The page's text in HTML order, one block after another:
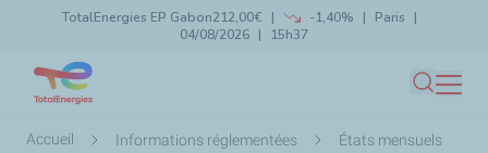
Aller
TotalEnergies EP Gabon212,00€ -1,40%
Paris
04/08/2026
15h37
Lancer la recherche
Fil
Accueil Informations réglementées
États mensuels